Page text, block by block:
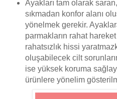
Ayakları tam olarak
sıkmadan konfor alanı
yönelmek gerekir.
parmakların rahat
rahatsızlık hissi
oluşabilecek cilt
ise yüksek koruma
ürünlere yönelim